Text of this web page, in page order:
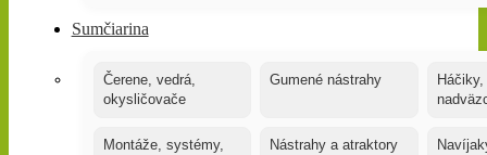
Sumčiarina
Čerene, vedrá,
okysličovače
Gumené nástrahy
Montáže, systémy,
Nástrahy a atraktory